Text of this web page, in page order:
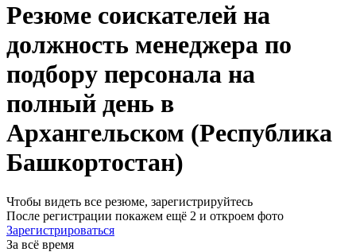
Резюме соискателей на
должность менеджера по
подбору персонала на
полный день в
Архангельском (Республика
Башкортостан)
Чтобы видеть все резюме, зарегистрируйтесь
После регистрации покажем ещё 2 и откроем фото
Зарегистрироваться
За всё время